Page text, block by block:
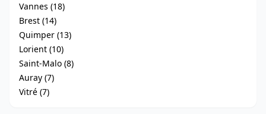
Vannes (18)
Brest (14)
Quimper (13)
Lorient (10)
Saint-Malo (8)
Auray (7)
Vitré (7)